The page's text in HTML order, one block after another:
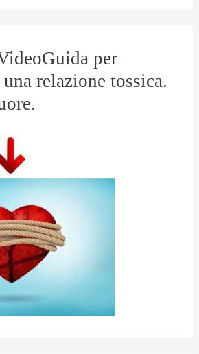
per
relazione tossica.